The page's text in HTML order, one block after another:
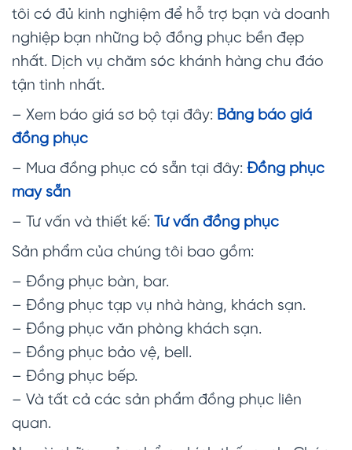
tôi có đủ kinh nghiệm để hỗ trợ bạn và doanh
nghiệp bạn những bộ đồng phục bền đẹp
nhất. Dịch vụ chăm sóc khánh hàng chu đáo
tận tình nhất.
– Xem báo giá sơ bộ tại đây: Bảng báo giá
đồng phục
– Mua đồng phục có sẵn tại đây: Đồng phục
may sẵn
– Tư vấn và thiết kế: Tư vấn đồng phục
Sản phẩm của chúng tôi bao gồm:
– Đồng phục bàn, bar.
– Đồng phục tạp vụ nhà hàng, khách sạn.
– Đồng phục văn phòng khách sạn.
– Đồng phục bảo vệ, bell.
– Đồng phục bếp.
– Và tất cả các sản phẩm đồng phục liên
quan.